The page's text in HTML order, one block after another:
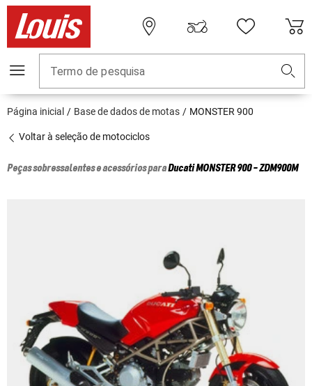
Termo de pesquisa
Página inicial Base de dados de motas MONSTER 900
Voltar à seleção de motociclos
Peças sobressalentes e acessórios paraDucatiMONSTER 900 - ZDM900M